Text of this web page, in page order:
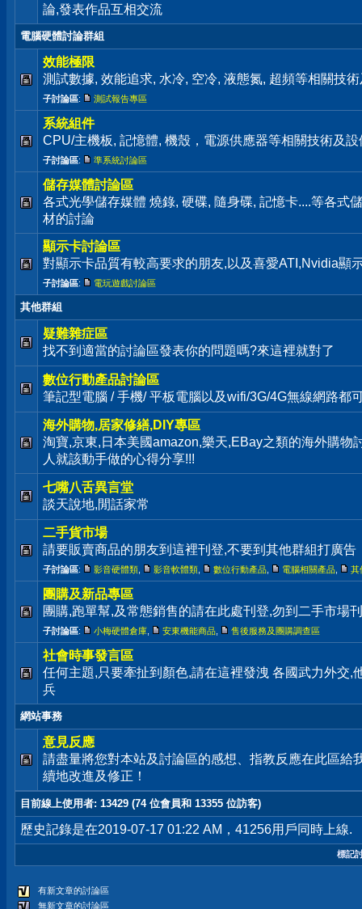
論,發表作品互相交流
電腦硬體討論群組
效能極限
測試數據, 效能追求, 水冷, 空冷, 液態氮, 超頻等相關技
子討論區: 測試報告專區
系統組件
CPU/主機板, 記憶體, 機殼，電源供應器等相關技術及
子討論區: 準系統討論區
儲存媒體討論區
各式光學儲存媒體 燒錄, 硬碟, 隨身碟, 記憶卡....等各式
材的討論
顯示卡討論區
對顯示卡品質有較高要求的朋友,以及喜愛ATI,Nvidia顯
子討論區: 電玩遊戲討論區
其他群組
疑難雜症區
找不到適當的討論區發表你的問題嗎?來這裡就對了
數位行動產品討論區
筆記型電腦 / 手機/ 平板電腦以及wifi/3G/4G無線網路都
海外購物,居家修繕,DIY專區
淘寶,京東,日本美國amazon,樂天,EBay之類的海外購物
人就該動手做的心得分享!!!
七嘴八舌異言堂
談天說地,閒話家常
二手貨市場
請要販賣商品的朋友到這裡刊登,不要到其他群組打廣告
子討論區: 影音硬體類 影音軟體類 數位行動產品 電腦相關產品 其
團購及新品專區
團購,跑單幫,及常態銷售的請在此處刊登,勿到二手市場
子討論區: 小梅硬體倉庫 安東機能商品 售後服務及團購調查區
社會時事發言區
任何主題,只要牽扯到顏色,請在這裡發洩 各國武力外交,
兵
網站事務
意見反應
請盡量將您對本站及討論區的感想、指教反應在此區給
續地改進及修正！
目前線上使用者: 13429 (74 位會員和 13355 位訪客)
歷史記錄是在2019-07-17 01:22 AM，41256用戶同時上線.
標記
有新文章的討論區
無新文章的討論區